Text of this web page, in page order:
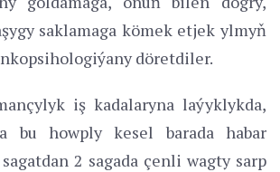
saklamaga kömek etjek ylmyň
döretdiler.
iş kadalaryna laýyklykda,
bu howply kesel barada habar
2 sagada çenli wagty sarp